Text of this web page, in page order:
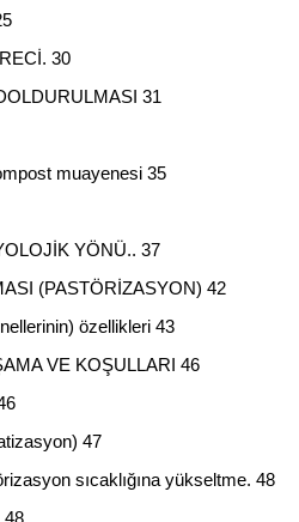
30
31
muayenesi 35
YÖNÜ.. 37
(PASTÖRİZASYON) 42
özellikleri 43
VE KOŞULLARI 46
47
sıcaklığına yükseltme. 48
48